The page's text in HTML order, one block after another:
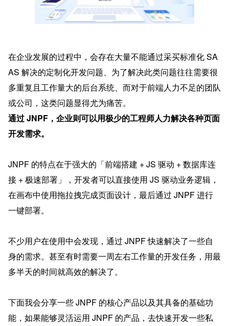
在企业发展的过程中，会存在大量不能通过采买标准化 SA
AS 解决的定制化开发问题、为了解决此类问题往往需要很
多重复且工作量大的后台系统、而对于前端人力不足的团队
或公司，这类问题显得尤为痛苦。
通过 JNPF，企业则可以用极少的工程师人力解决各种页面
开发需求。
JNPF 的特点在于强大的「前端搭建 + JS 驱动 + 数据库连
接 + 极速部署」，开发者可以直接使用 JS 驱动业务逻辑，
在画布中使用拖拉拽完成页面设计，最后通过 JNPF 进行
一键部署。
不少用户在使用中会发现，通过 JNPF 快速解决了一些自
身的需求。甚至有时需要一周左右工作量的开发任务，用最
多半天的时间就高效的解决了。
下面我会分享一些 JNPF 的核心产品以及其具备的基础功
能，如果能够灵活运用 JNPF 的产品，去快速开发一些私